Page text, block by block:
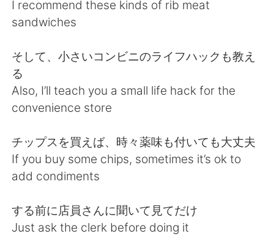
Türkçe
Português
I recommend these kinds of rib meat
sandwiches
そして、小さいコンビニのライフハックも教え
る
Also, I’ll teach you a small life hack for the
convenience store
チップスを買えば、時々薬味も付いても大丈夫
If you buy some chips, sometimes it’s ok to
add condiments
する前に店員さんに聞いて見てだけ
Just ask the clerk before doing it